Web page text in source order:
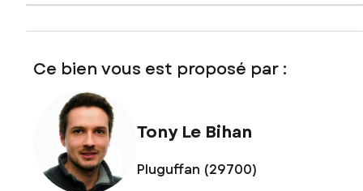
exposé sont disponibles sur le site Géorisques :
Honoraires charge vendeur
Contactez votre conseiller SAFTI : Tony LE BIHAN, Tél. :
0669156326, E-mail : t.lebihan@safti.fr - EI - Agent
commercial immatriculé au RSAC de QUIMPER sous le
numéro 823 319 116
Ce bien vous est proposé par :
Tony Le Bihan
Pluguffan (29700)